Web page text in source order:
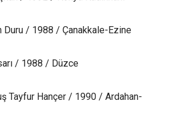
Duru / 1988 / Çanakkale-Ezine
/ 1988 / Düzce
Tayfur Hançer / 1990 / Ardahan-